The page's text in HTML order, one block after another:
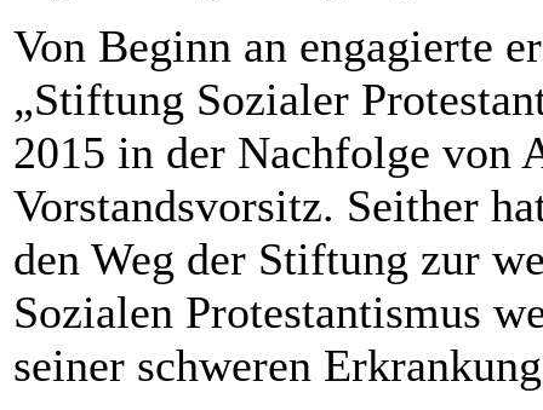
Von Beginn an engagierte
„Stiftung Sozialer
2015 in der Nachfolge von
Vorstandsvorsitz. Seither
den Weg der Stiftung zur
Sozialen Protestantismus
seiner schweren